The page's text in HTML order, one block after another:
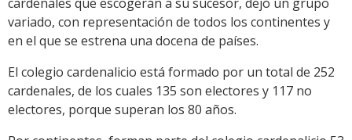
variado, con representación de todos los continentes y
en el que se estrena una docena de países.
El colegio cardenalicio está formado por un total de 252
cardenales, de los cuales 135 son electores y 117 no
electores, porque superan los 80 años.